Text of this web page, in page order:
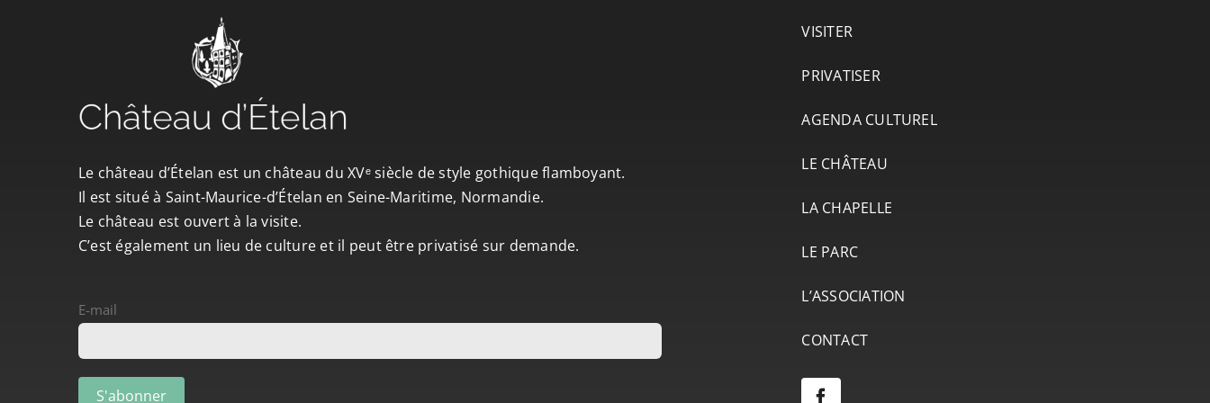
Le château d’Ételan est un château du XVᵉ siècle de style gothique flamboyant.
Il est situé à Saint-Maurice-d’Ételan en Seine-Maritime, Normandie.
Le château est ouvert à la visite.
C’est également un lieu de culture et il peut être privatisé sur demande.
E-mail
VISITER
PRIVATISER
AGENDA CULTUREL
LE CHÂTEAU
LA CHAPELLE
LE PARC
L’ASSOCIATION
CONTACT